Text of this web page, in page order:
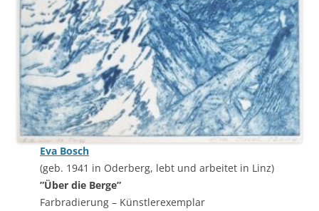
Eva Bosch
(geb. 1941 in Oderberg, lebt und arbeitet in Linz)
”Über die Berge”
Farbradierung – Künstlerexemplar